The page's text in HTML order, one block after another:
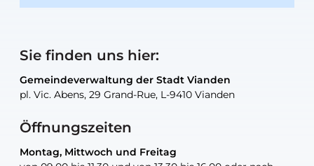
Sie finden uns hier:
Gemeindeverwaltung der Stadt Vianden
pl. Vic. Abens, 29 Grand-Rue, L-9410 Vianden
Öffnungszeiten
Montag, Mittwoch und Freitag
Gemeindeverwaltung der Stadt Vianden
pl. Vic. Abens, 29 Grand-Rue, L-9410 Vianden
Montag, Mittwoch und Freitag
Gemeindeverwaltung der Stadt Vianden
pl. Vic. Abens, 29 Grand-Rue, L-9410 Vianden
nur nach Vereinbarung
Gemeindeverwaltung der Stadt Vianden
pl. Vic. Abens, 29 Grand-Rue, L-9410 Vianden
nur nach Vereinbarung
Gemeindewerkstatt der Stadt Vianden
30, rue Neugarten, L-9422 Vianden
nur nach Vereinbarung